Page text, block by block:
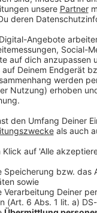
ihre Comedy-
American-Football-
Angst: Dieser Podcast ist
möchtet Werbung in diesem Podcast schalten? Schickt gerne eine E-Mail
23:09 / 36min
in ihrem
Bei Lisa Feller
wird von
Gast in dieser Podcast-Folge:
zu den
Schickt